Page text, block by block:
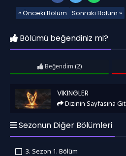
« Önceki Bölüm Sonraki Bölüm »
Bölümü beğendiniz mi?
Beğendim (2)
Vikingler VIKINGLER
Dizinin Sayfasına Git
Sezonun Diğer Bölümleri
3. Sezon 1. Bölüm